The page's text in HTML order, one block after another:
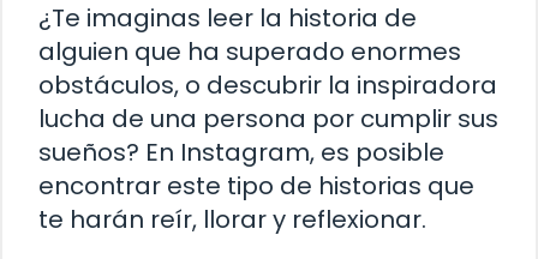
¿Te imaginas leer la historia de
alguien que ha superado enormes
obstáculos, o descubrir la inspiradora
lucha de una persona por cumplir sus
sueños? En Instagram, es posible
encontrar este tipo de historias que
te harán reír, llorar y reflexionar.